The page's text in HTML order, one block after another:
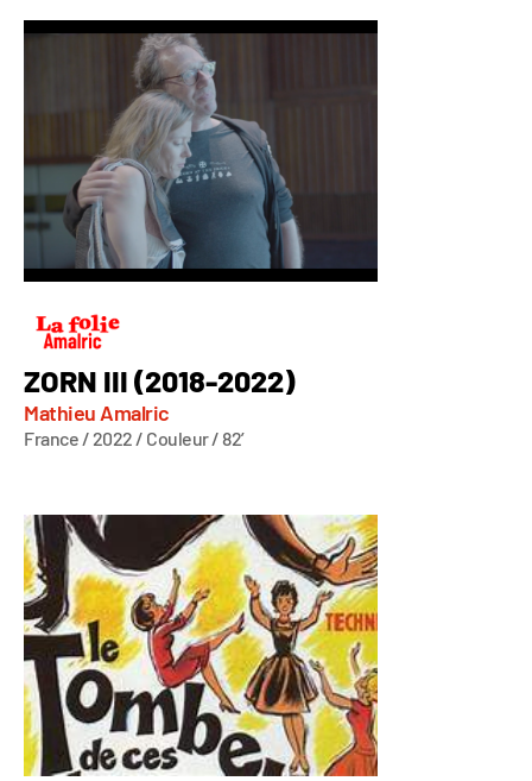
ZORN III (2018-2022)
Mathieu Amalric
France / 2022 / Couleur / 82’